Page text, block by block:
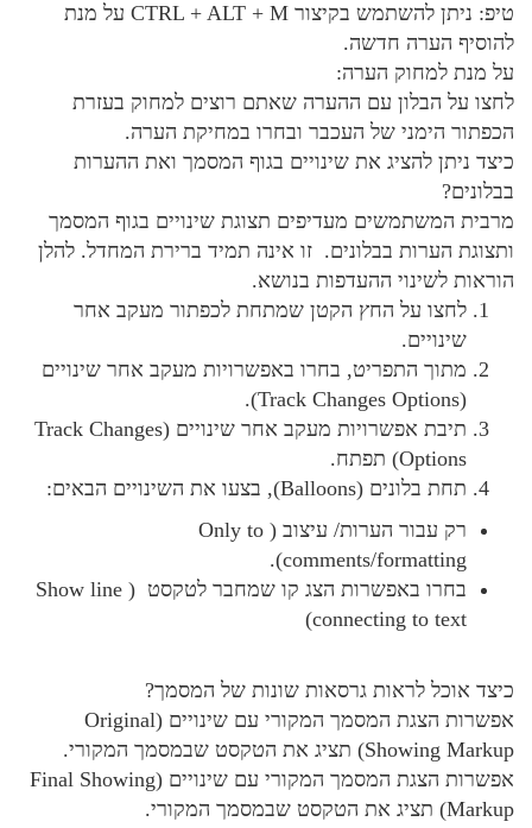
טיפ: ניתן להשתמש בקיצור CTRL + ALT + M על מנת
להוסיף הערה חדשה.
על מנת למחוק הערה:
לחצו על הבלון עם ההערה שאתם רוצים למחוק בעזרת
הכפתור הימני של העכבר ובחרו במחיקת הערה.
כיצד ניתן להציג את שינויים בגוף המסמך ואת ההערות
בבלונים?
מרבית המשתמשים מעדיפים תצוגת שינויים בגוף המסמך
ותצוגת הערות בבלונים. זו אינה תמיד ברירת המחדל. להלן
הוראות לשינוי ההעדפות בנושא.
לחצו על החץ הקטן שמתחת לכפתור מעקב אחר
שינויים.
מתוך התפריט, בחרו באפשרויות מעקב אחר שינויים
(Track Changes Options).
תיבת אפשרויות מעקב אחר שינויים (Track Changes
Options) תפתח.
תחת בלונים (Balloons), בצעו את השינויים הבאים:
רק עבור הערות/ עיצוב ( Only to
comments/formatting).
בחרו באפשרות הצג קו שמחבר לטקסט ( Show line
connecting to text)
כיצד אוכל לראות גרסאות שונות של המסמך?
אפשרות הצגת המסמך המקורי עם שינויים (Original
Showing Markup) תציג את הטקסט שבמסמך המקורי.
אפשרות הצגת המסמך המקורי עם שינויים (Final Showing
Markup) תציג את הטקסט שבמסמך המקורי.